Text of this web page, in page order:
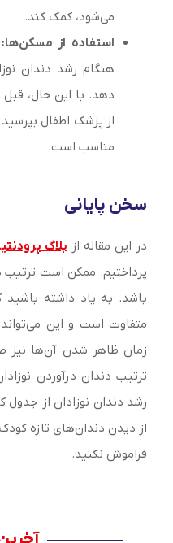
می‌شود، کمک کند.
استفاده از مسکن‌ها:
هنگام رشد دندان
دهد. با این حال، قبل
از پزشک اطفال
مناسب است.
سخن پایانی
در این مقاله ازبلاگ
پرداختیم. ممکن است ترتیب
باشد. به یاد داشته
متفاوت است و این
زمان ظاهر شدن آن‌‌ها نیز
ترتیب دندان درآوردن
رشد دندان نوزادان از جدول
از دیدن دندان‌‌های تازه
فراموش نکنید.